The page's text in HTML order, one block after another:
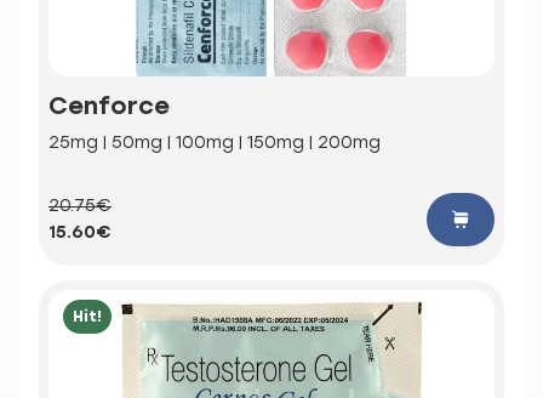
Cenforce
25mg | 50mg | 100mg | 150mg | 200mg
20.75€
15.60€
Hit!